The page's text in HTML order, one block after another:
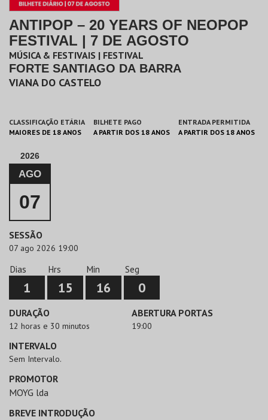
ANTIPOP – 20 YEARS OF NEOPOP
FESTIVAL | 7 DE AGOSTO
MÚSICA & FESTIVAIS | FESTIVAL
FORTE SANTIAGO DA BARRA
VIANA DO CASTELO
CLASSIFICAÇÃO ETÁRIA
MAIORES DE 18 ANOS
BILHETE PAGO
A PARTIR DOS 18 ANOS
ENTRADA PERMITIDA
A PARTIR DOS 18 ANOS
2026
AGO
07
SESSÃO
07 ago 2026 19:00
Dias
1
Hrs
15
Min
16
Seg
0
DURAÇÃO
12 horas e 30 minutos
ABERTURA PORTAS
19:00
INTERVALO
Sem Intervalo.
PROMOTOR
MOYG lda
BREVE INTRODUÇÃO